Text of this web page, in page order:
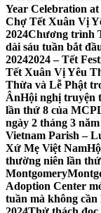
Year Celebration
Chợ Tết Xuân Vị
2024Chương trình
dài sáu tuần bắt
20242024 – Tết
Tết Xuân Vị Yêu
Thừa và Lễ Phật
ÂnHội nghị truyện
lần thứ 8 của
ngày 2 tháng 3 năm
Vietnam Parish –
Xứ Mẹ Việt Nam
thường niên lần
Montgomery
Adoption Center
tuần mà không